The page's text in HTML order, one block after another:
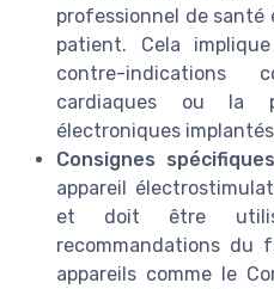
professionnel de
patient. Cela
contre-indications
cardiaques ou la
électroniques
Consignes
appareil
et doit être
recommandations du
appareils comme le